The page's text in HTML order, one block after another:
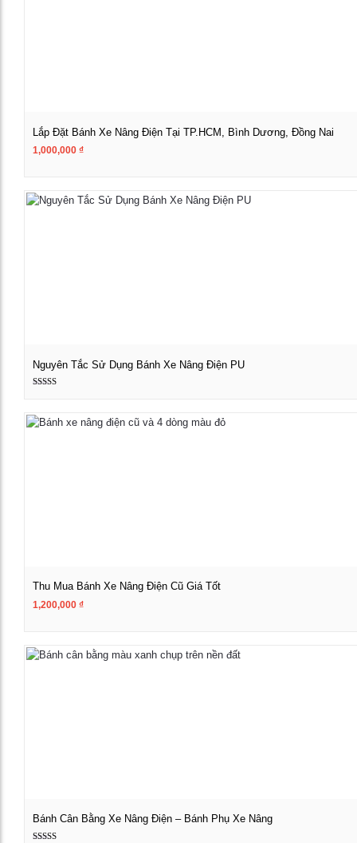
Lắp Đặt Bánh Xe Nâng Điện Tại TP.HCM, Bình Dương, Đồng Nai
1,000,000 ₫
Nguyên Tắc Sử Dụng Bánh Xe Nâng Điện PU
5 sao
Thu Mua Bánh Xe Nâng Điện Cũ Giá Tốt
1,200,000 ₫
Bánh Cân Bằng Xe Nâng Điện – Bánh Phụ Xe Nâng